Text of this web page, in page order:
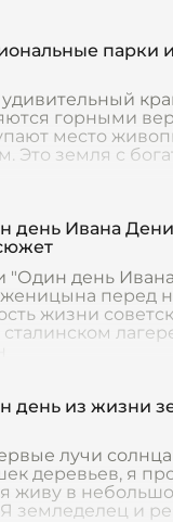
парки
горными
место
Это земля с
день Ивана
"Один день
перед
жизни
день из жизни
лучи
деревьев, я
я живу в
земледелец и